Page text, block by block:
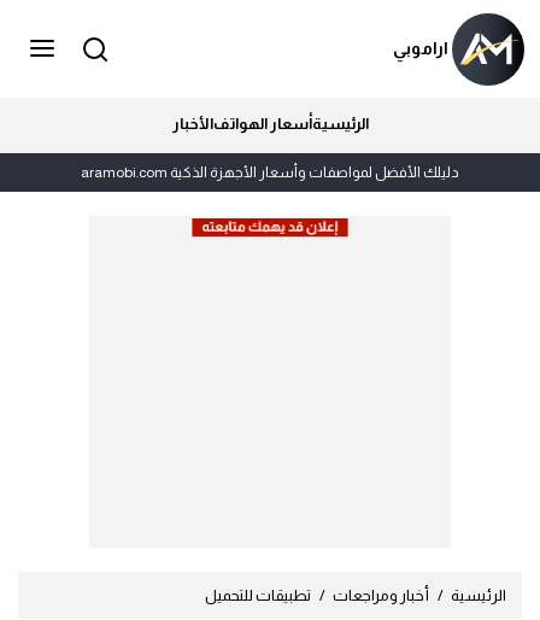
اراموبي
الرئيسيةأسعار الهواتفالأخبار
دليلك الأفضل لمواصفات وأسعار الأجهزة الذكية aramobi.com
الرئيسية أخبار ومراجعات تطبيقات للتحميل